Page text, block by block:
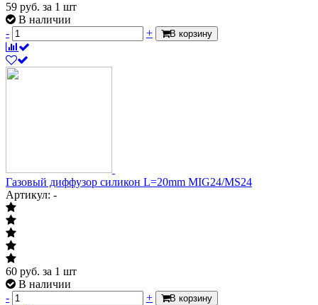
59 руб. за 1 шт
В наличии
-
+ В корзину
Газовый диффузор силикон L=20mm MIG24/MS24
Артикул: -
60 руб. за 1 шт
В наличии
-
+ В корзину